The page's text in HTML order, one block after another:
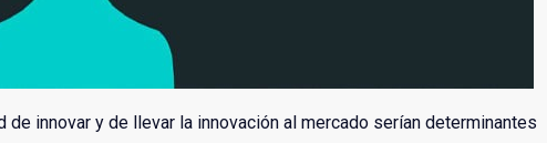
de innovar y de llevar la innovación al mercado serían determinantes